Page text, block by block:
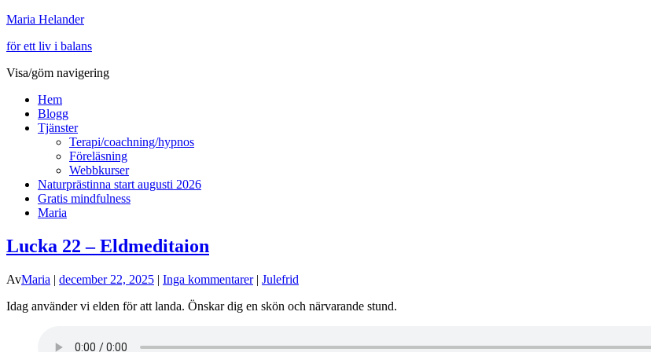
Maria Helander
för ett liv i balans
Visa/göm navigering
Hem
Blogg
Tjänster
Terapi/coachning/hypnos
Föreläsning
Webbkurser
Naturprästinna start augusti 2026
Gratis mindfulness
Maria
Lucka 22 – Eldmeditaion
AvMaria | december 22, 2025 | Inga kommentarer| Julefrid
Idag använder vi elden för att landa. Önskar dig en skön och närvarande stund.